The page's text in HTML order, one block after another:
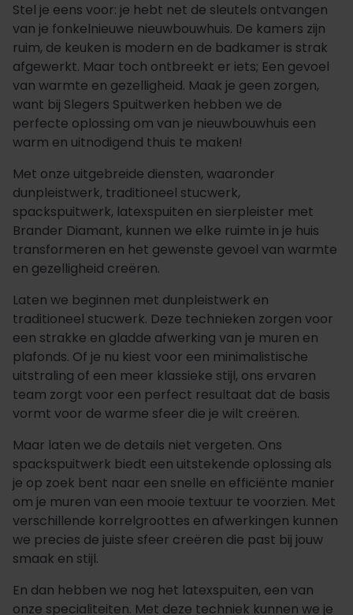
Stel je eens voor: je hebt net de sleutels ontvangen
van je fonkelnieuwe nieuwbouwhuis. De kamers zijn
ruim, de keuken is modern en de badkamer is strak
afgewerkt. Maar toch ontbreekt er iets; Een gevoel
van warmte en gezelligheid. Maak je geen zorgen,
want bij Slegers Spuitwerken hebben we de
perfecte oplossing om van je nieuwbouwhuis een
warm en uitnodigend thuis te maken!
Met onze uitgebreide diensten, waaronder
dunpleistwerk, traditioneel stucwerk,
spackspuitwerk, latexspuiten en sierpleister met
Brander Diamant, kunnen we elke ruimte in je huis
transformeren en het gewenste gevoel van warmte
en gezelligheid creëren.
Laten we beginnen met dunpleistwerk en
traditioneel stucwerk. Deze technieken zorgen voor
een strakke en gladde afwerking van je muren en
plafonds. Of je nu kiest voor een minimalistische
uitstraling of een meer klassieke stijl, ons ervaren
team zorgt voor een perfect resultaat dat de basis
vormt voor de warme sfeer die je wilt creëren.
Maar laten we de details niet vergeten. Ons
spackspuitwerk biedt een uitstekende oplossing als
je op zoek bent naar een snelle en efficiënte manier
om je muren van een mooie textuur te voorzien. Met
verschillende korrelgroottes en afwerkingen kunnen
we precies de juiste sfeer creëren die past bij jouw
smaak en stijl.
En dan hebben we nog het latexspuiten, een van
onze specialiteiten. Met deze techniek kunnen we je